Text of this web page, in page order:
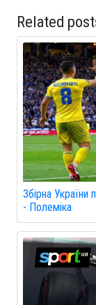
Related
Збірна України
- Полеміка